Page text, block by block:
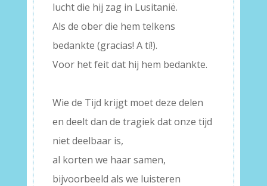
lucht die hij zag in Lusitanië.
Als de ober die hem telkens
bedankte (gracias! A tí!).
Voor het feit dat hij hem bedankte.
Wie de Tijd krijgt moet deze delen
en deelt dan de tragiek dat onze tijd
niet deelbaar is,
al korten we haar samen,
bijvoorbeeld als we luisteren